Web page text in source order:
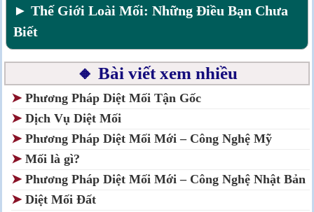
► Thế Giới Loài Mối: Những Điều Bạn Chưa
Biết
🔸 Bài viết xem nhiều
➤ Phương Pháp Diệt Mối Tận Gốc
➤ Dịch Vụ Diệt Mối
➤ Phương Pháp Diệt Mối Mới – Công Nghệ Mỹ
➤ Mối là gì?
➤ Phương Pháp Diệt Mối Mới – Công Nghệ Nhật Bản
➤ Diệt Mối Đất